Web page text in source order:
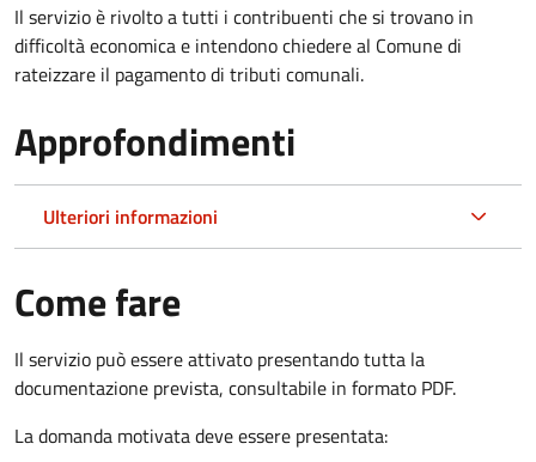
Il servizio è rivolto a tutti i contribuenti che si trovano in
difficoltà economica e intendono chiedere al Comune di
rateizzare il pagamento di tributi comunali.
Approfondimenti
Ulteriori informazioni
Come fare
Il servizio può essere attivato presentando tutta la
documentazione prevista, consultabile in formato PDF.
La domanda motivata deve essere presentata: